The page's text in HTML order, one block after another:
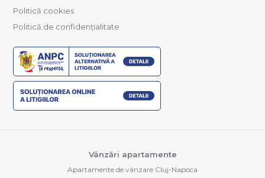
Politică cookies
Politică de confidențialitate
Vânzări apartamente
Apartamente de vânzare Cluj-Napoca